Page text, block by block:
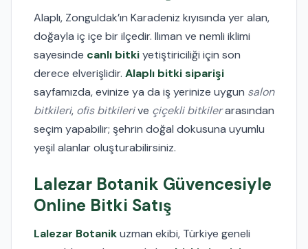
Alaplı, Zonguldak’ın Karadeniz kıyısında yer alan,
doğayla iç içe bir ilçedir. Ilıman ve nemli iklimi
sayesinde canlı bitkiyetiştiriciliği için son
derece elverişlidir. Alaplı bitki siparişi
sayfamızda, evinize ya da iş yerinize uygun salon
bitkileri, ofis bitkilerive çiçekli bitkilerarasından
seçim yapabilir; şehrin doğal dokusuna uyumlu
yeşil alanlar oluşturabilirsiniz.
Lalezar Botanik Güvencesiyle
Online Bitki Satış
Lalezar Botanikuzman ekibi, Türkiye geneli